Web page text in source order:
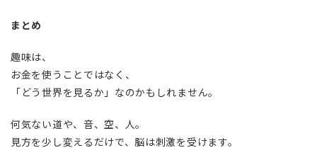
まとめ
趣味は、
お金を使うことではなく、
「どう世界を見るか」なのかもしれません。
何気ない道や、音、空、人。
見方を少し変えるだけで、脳は刺激を受けます。